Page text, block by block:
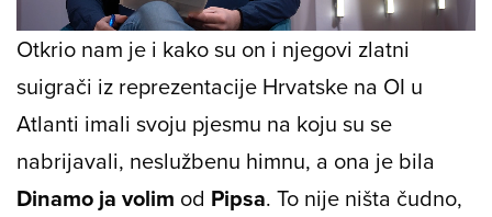
Unmute /
Otkrio nam je i kako su on i njegovi zlatni
suigrači iz reprezentacije Hrvatske na OI u
Atlanti imali svoju pjesmu na koju su se
nabrijavali, neslužbenu himnu, a ona je bila
Dinamo ja volim od Pipsa. To nije ništa čudno,